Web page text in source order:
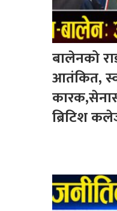
बालेनको
आतंकित,
ब्रिटिश